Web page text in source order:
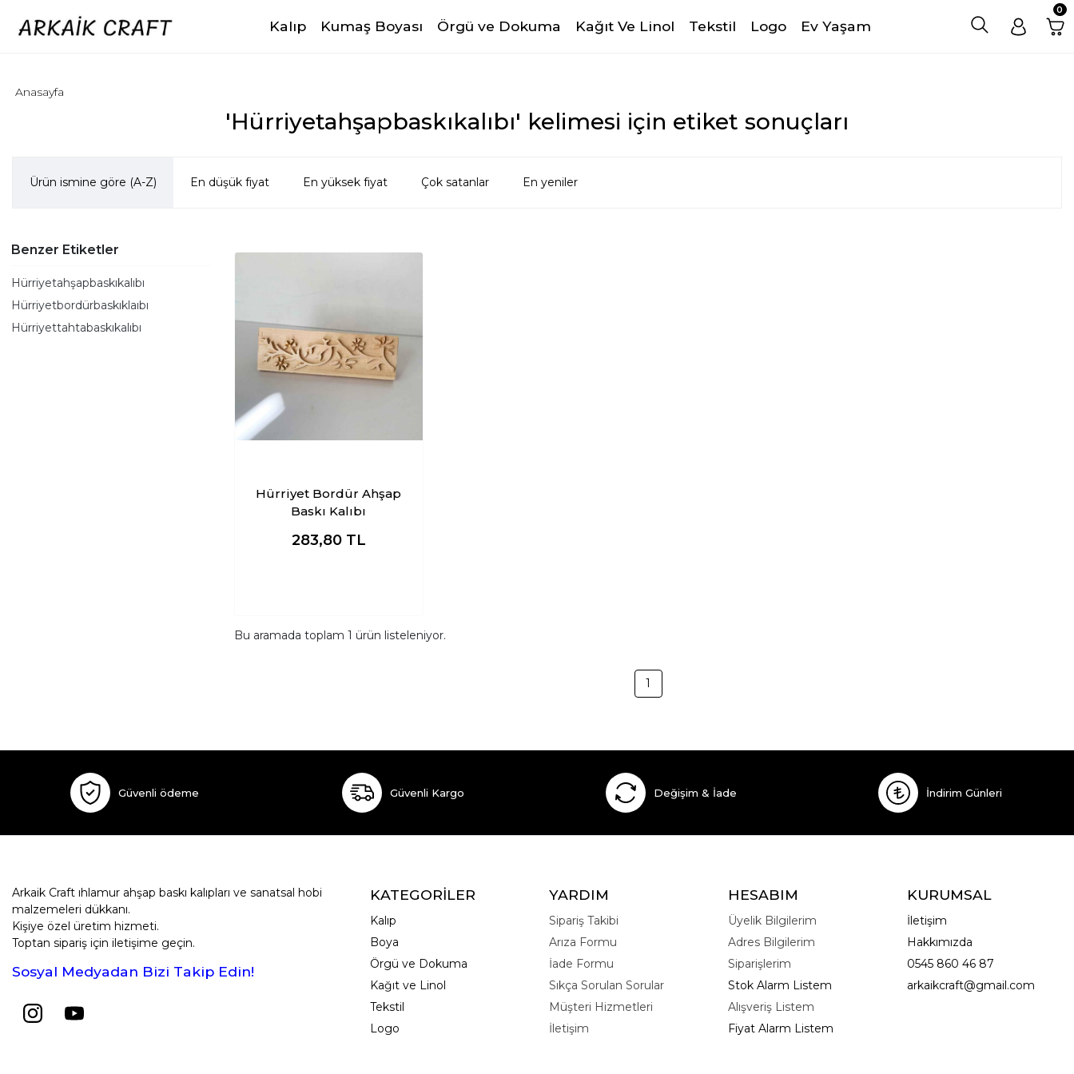
Kalıp Kumaş Boyası Örgü ve Dokuma Kağıt Ve Linol Tekstil Logo Ev Yaşam
0
'Hürriyetahşapbaskıkalıbı' kelimesi için etiket sonuçları
Anasayfa
Ürün ismine göre (A-Z) En düşük fiyat En yüksek fiyat Çok satanlar En yeniler
Benzer Etiketler
Hürriyetahşapbaskıkalıbı
Hürriyetbordürbaskıklaıbı
Hürriyettahtabaskıkalıbı
Hürriyet Bordür Ahşap
Baskı Kalıbı
283,80 TL
Bu aramada toplam 1 ürün listeleniyor.
1
Güvenli ödeme Güvenli Kargo Değişim & İade İndirim Günleri
Arkaik Craft ıhlamur ahşap baskı kalıpları ve sanatsal hobi
malzemeleri dükkanı.
Kişiye özel üretim hizmeti.
Toptan sipariş için iletişime geçin.
Sosyal Medyadan Bizi Takip Edin!
KATEGORİLER
Kalıp
Boya
Örgü ve Dokuma
Kağıt ve Linol
Tekstil
Logo
YARDIM
Sipariş Takibi
Arıza Formu
İade Formu
Sıkça Sorulan Sorular
Müşteri Hizmetleri
İletişim
HESABIM
Üyelik Bilgilerim
Adres Bilgilerim
Siparişlerim
Stok Alarm Listem
Alışveriş Listem
Fiyat Alarm Listem
KURUMSAL
İletişim
Hakkımızda
0545 860 46 87
arkaikcraft@gmail.com